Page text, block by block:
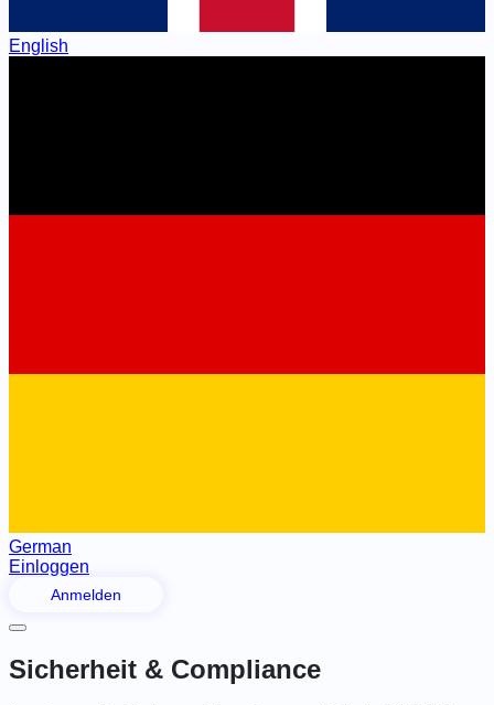
English
German
Einloggen
Anmelden
Sicherheit & Compliance